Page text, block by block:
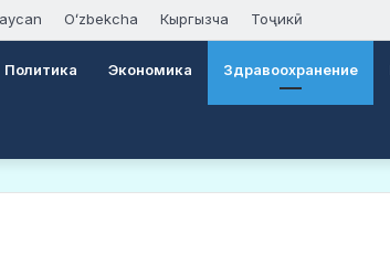
Oʻzbekcha Кыргызча Тоҷикӣ
Политика Экономика Здравоохранение